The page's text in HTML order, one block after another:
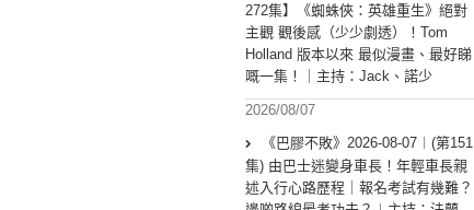
272集】《蜘蛛俠：英雄重生》絕對
主觀 觀後感（少少劇透）！Tom
Holland 版本以來 最似漫畫、最好睇
嘅一集！｜主持：Jack、諾少
2026/08/07
《巴膠不敗》2026-08-07︱(第151
集) 由巴士迷變身車長！年輕車長親
述入行心路歷程｜報名考試有幾難？